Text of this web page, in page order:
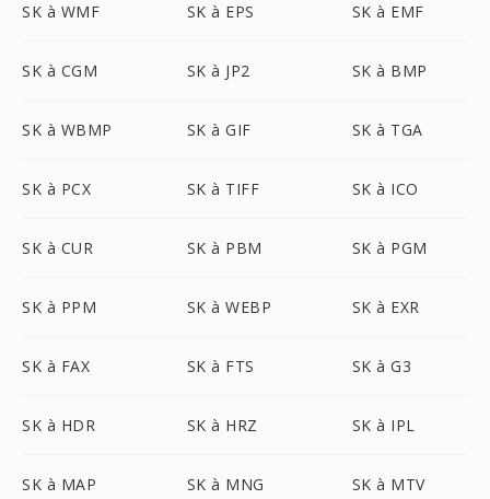
SK à WMF SK à EPS SK à EMF
SK à CGM SK à JP2 SK à BMP
SK à WBMP SK à GIF SK à TGA
SK à PCX SK à TIFF SK à ICO
SK à CUR SK à PBM SK à PGM
SK à PPM SK à WEBP SK à EXR
SK à FAX SK à FTS SK à G3
SK à HDR SK à HRZ SK à IPL
SK à MAP SK à MNG SK à MTV